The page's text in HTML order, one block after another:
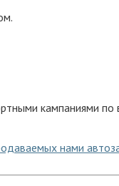
кампаниями по